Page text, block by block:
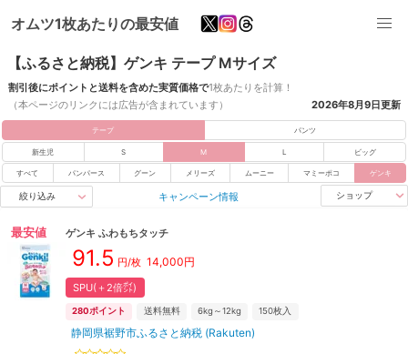
オムツ1枚あたりの最安値
【ふるさと納税】ゲンキ テープ Mサイズ
割引後にポイントと送料を含めた実質価格で1枚あたりを計算！
（本ページのリンクには広告が含まれています）
2026年8月9日更新
テープ パンツ
新生児 S M L ビッグ
すべて パンパース グーン メリーズ ムーニー マミーポコ ゲンキ
絞り込み キャンペーン情報 ショップ
最安値 ゲンキ ふわもちタッチ
91.5 円/枚 14,000円
SPU(＋2倍㌽)
280ポイント 送料無料 6kg～12kg 150枚入
静岡県裾野市ふるさと納税 (Rakuten)